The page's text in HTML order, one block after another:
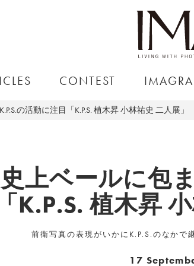
CONTEST
の活動に注目「K.P.S. 植木昇 小林祐史 二人展」
上ベールに包
「K.P.S. 植木昇
前衛写真の表現がいかにK.P.S.のなかで
17